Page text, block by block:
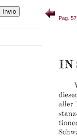
Pag. 57